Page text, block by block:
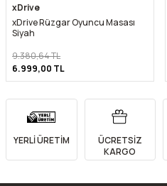
xDrive
xDrive Rüzgar Oyuncu Masası
Siyah
9.380,64TL
6.999,00 TL
YERLİ ÜRETİM
ÜCRETSİZ
KARGO